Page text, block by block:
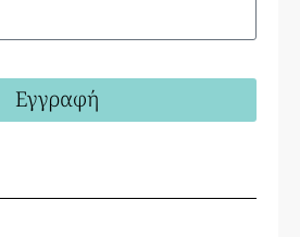
Εγγραφή